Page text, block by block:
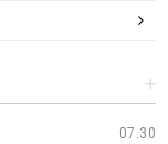
+
07.30